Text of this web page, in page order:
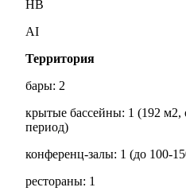
HB
AI
Территория
бары: 2
крытые бассейны: 1 (192 м2,
период)
конференц-залы: 1 (до 100-
рестораны: 1